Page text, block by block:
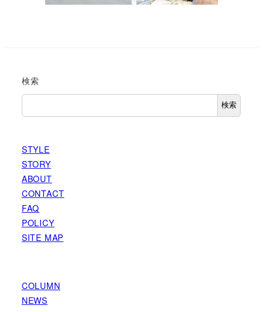
検索
検索
STYLE
STORY
ABOUT
CONTACT
FAQ
POLICY
SITE MAP
COLUMN
NEWS